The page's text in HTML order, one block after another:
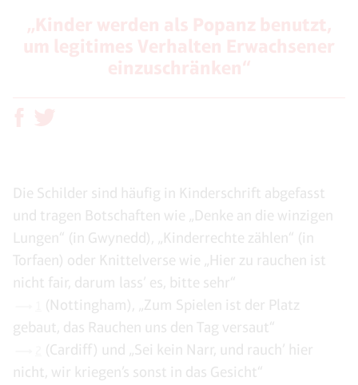
Die Schilder sind häufig in Kinderschrift abgefasst
und tragen Botschaften wie „Denke an die winzigen
Lungen“ (in Gwynedd), „Kinderrechte zählen“ (in
Torfaen) oder Knittelverse wie „Hier zu rauchen ist
nicht fair, darum lass’ es, bitte sehr“
(Nottingham), „Zum Spielen ist der Platz
gebaut, das Rauchen uns den Tag versaut“
(Cardiff) und „Sei kein Narr, und rauch’ hier
nicht, wir kriegen’s sonst in das Gesicht“